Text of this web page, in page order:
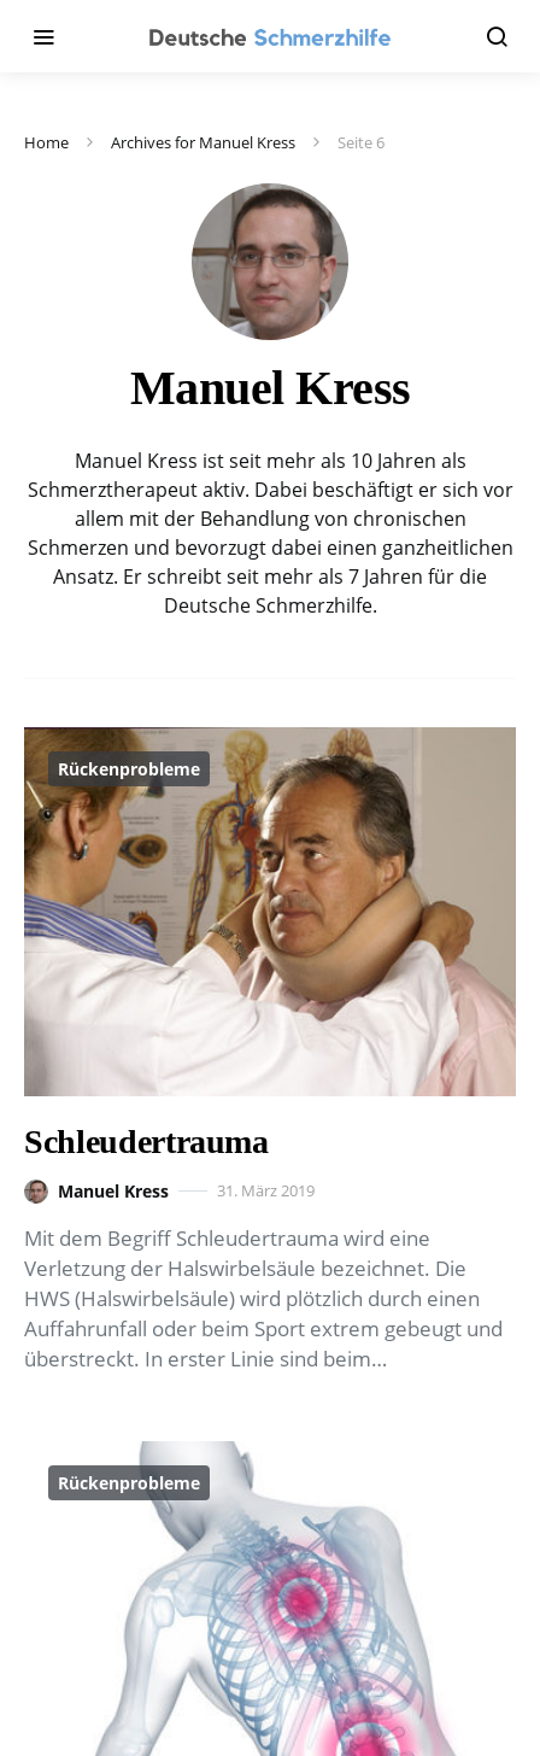
Home Archives for Manuel Kress Seite 6
Manuel Kress
Manuel Kress ist seit mehr als 10 Jahren als
Schmerztherapeut aktiv. Dabei beschäftigt er sich vor
allem mit der Behandlung von chronischen
Schmerzen und bevorzugt dabei einen ganzheitlichen
Ansatz. Er schreibt seit mehr als 7 Jahren für die
Deutsche Schmerzhilfe.
Rückenprobleme
Schleudertrauma
Manuel Kress 31. März 2019
Mit dem Begriff Schleudertrauma wird eine
Verletzung der Halswirbelsäule bezeichnet. Die
HWS (Halswirbelsäule) wird plötzlich durch einen
Auffahrunfall oder beim Sport extrem gebeugt und
überstreckt. In erster Linie sind beim…
Rückenprobleme